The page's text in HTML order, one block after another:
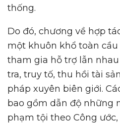
thống.
Do đó, chương về hợp
một khuôn khổ toàn cầu
tham gia hỗ trợ lẫn
tra, truy tố, thu hồi tài
pháp xuyên biên giới.
bao gồm dẫn độ những
phạm tội theo Công